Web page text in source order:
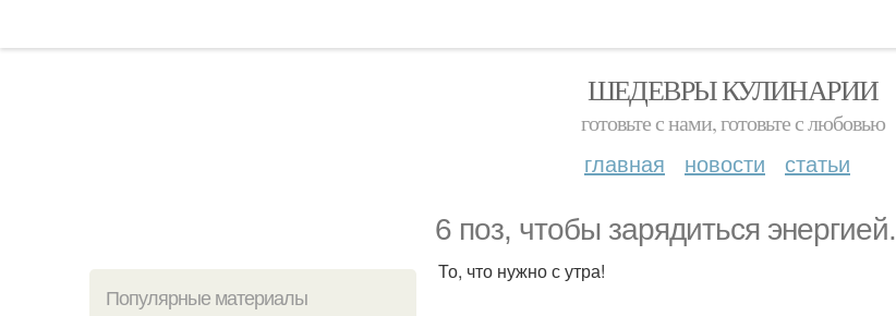
ШЕДЕВРЫ КУЛИНАРИИ
готовьте с нами, готовьте с любовью
главная новости статьи
6 поз, чтобы зарядиться энергией.
Популярные материалы
То, что нужно с утра!